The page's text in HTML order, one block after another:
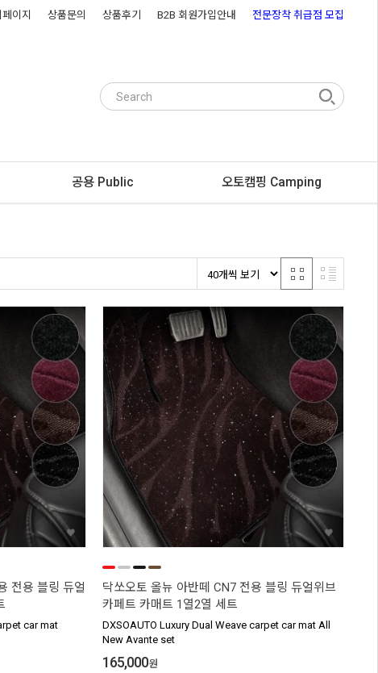
이지 상품문의 상품후기 B2B 회원가입안내 전문장착 취급점 모집
공용 Public 오토캠핑 Camping
전용 블링 듀얼
car mat
닥쏘오토 올뉴 아반떼 CN7 전용 블링 듀얼위브
카페트 카매트 1열2열 세트
DXSOAUTO Luxury Dual Weave carpet car mat All
New Avante set
165,000원